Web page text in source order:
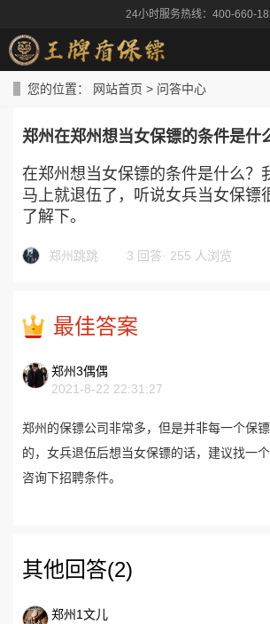
24小时服务热线：400-660-
您的位置： 网站首页 > 问答中心
郑州在郑州想当女保镖的条件是什
在郑州想当女保镖的条件是什么？
马上就退伍了，听说女兵当女保镖
了解下。
郑州跳跳 3 回答· 255 人浏览
最佳答案
郑州3偶偶
2021-8-22 22:31:27
郑州的保镖公司非常多，但是并非每一个保
的，女兵退伍后想当女保镖的话，建议找一
咨询下招聘条件。
其他回答(2)
郑州1文儿